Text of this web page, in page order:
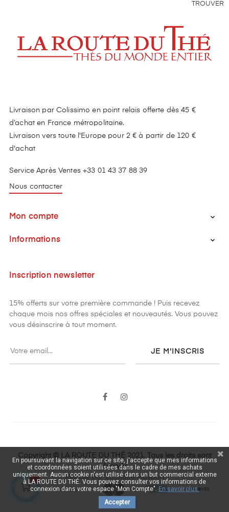
TROUVER
Livraison par Colissimo en point relais offerte dès 45 €
d’achat en France métropolitaine.
Livraison vers toute l'Europe pour 2 € à partir de 120 €
d'achat
Service Après Ventes +33 01 43 37 88 39
Nous contacter
Mon compte 
Informations 
Inscription newsletter
15% offerts sur votre première commande ! Puis recevez
chaque mois nos offres spéciales et nouveautés. Vous pouvez
vous désinscrire à tout moment.
JE M'INSCRIS
Facebook
Copyright © LA ROUTE DU THÉ 2021. Tous les droits sont
réservés.
Réalisé par Lauriane Haydari
En poursuivant la navigation sur ce site, j'accepte que mes informations
et coordonnées soient utilisées dans le cadre de mes achats
uniquement. Aucun cookie n'est utilisé dans un but commercial externe
à LA ROUTE DU THÉ. Vous pouvez consulter vos informations de
connexion dans votre espace "Mon Compte". En savoir plus.
Accepter